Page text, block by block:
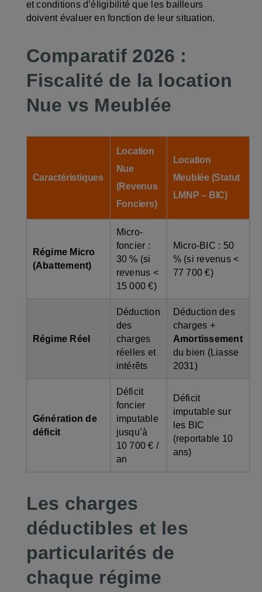
et conditions d’éligibilité que les bailleurs
doivent évaluer en fonction de leur situation.
Comparatif 2026 :
Fiscalité de la location
Nue vs Meublée
Caractéristiques
Location
Nue
(Revenus
Fonciers)
Location
Meublée (Statut
LMNP – BIC)
Régime Micro
(Abattement)
Micro-
foncier :
30 % (si
revenus <
15 000 €)
Micro-BIC : 50
% (si revenus <
77 700 €)
Régime Réel
Déduction
des
charges
réelles et
intérêts
Déduction des
charges +
Amortissement
du bien (Liasse
2031)
Génération de
déficit
Déficit
foncier
imputable
jusqu’à
10 700 € /
an
Déficit
imputable sur
les BIC
(reportable 10
ans)
Les charges
déductibles et les
particularités de
chaque régime